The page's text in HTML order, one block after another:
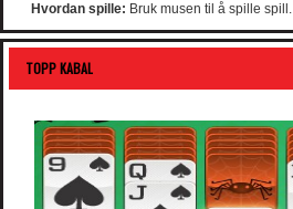
Hvordan spille: Bruk musen til å spille spill.
TOPP KABAL